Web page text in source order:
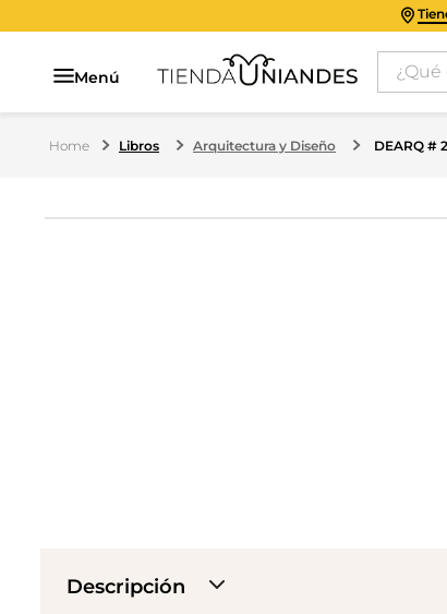
Menú
¿Qué
Libros Arquitectura y Diseño DEARQ #
Descripción